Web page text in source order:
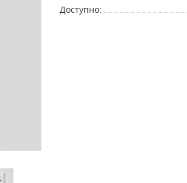
Доступно: